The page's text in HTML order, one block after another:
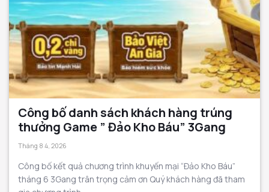
Công bố danh sách khách hàng trúng
thưởng Game ” Đảo Kho Báu” 3Gang
Tháng 8 4, 2026
Công bố kết quả chương trình khuyến mại “Đảo Kho Báu”
tháng 6 3Gang trân trọng cảm ơn Quý khách hàng đã tham